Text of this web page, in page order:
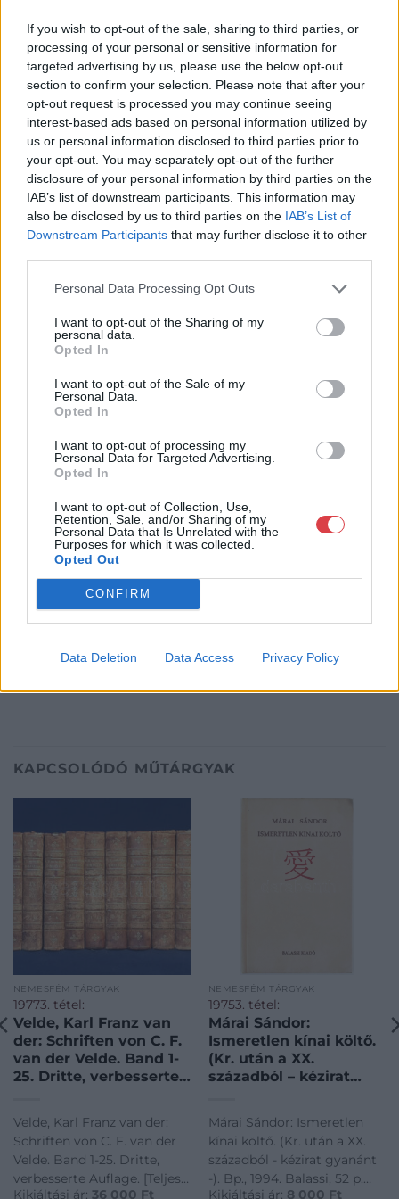
If you wish to opt-out of the sale, sharing to third parties, or
processing of your personal or sensitive information for
targeted advertising by us, please use the below opt-out
section to confirm your selection. Please note that after your
opt-out request is processed you may continue seeing
interest-based ads based on personal information utilized by
us or personal information disclosed to third parties prior to
your opt-out. You may separately opt-out of the further
disclosure of your personal information by third parties on the
IAB’s list of downstream participants. This information may
also be disclosed by us to third parties on the IAB’s List of
Downstream Participants that may further disclose it to other
Personal Data Processing Opt Outs
I want to opt-out of the Sharing of my
personal data.
Opted In
I want to opt-out of the Sale of my
Personal Data.
Opted In
I want to opt-out of processing my
Personal Data for Targeted Advertising.
Opted In
I want to opt-out of Collection, Use,
Retention, Sale, and/or Sharing of my
Personal Data that Is Unrelated with the
Purposes for which it was collected.
Opted Out
CONFIRM
Data Deletion Data Access Privacy Policy
sérült gerinccel.
Számozott (1982./2000)
Aukció adatai
Aukció neve:44. Nagyaukció
Aukció dátuma: 2025.05.10
Aukció ideje: 18:00
Aukció helye:http://www.darabanth.com
Tételszám: 19751
Eladó adatai
Eladó:Darabanth Kft
Cím: Csonka Krisztián
Budapest
Telefon: 317-4757, 266-4154, 318-
4035
Bemutatkozás: A tételek a leütési ár + 25% jutalék megfizetése
után kerülnek a vevő tulajdonába. Ha a tételt nem személyesen
veszik át, a vevő a postaköltség, biztosítási díj megfizetésére is
köteles.
GALÉRIA TOVÁBBI MŰTÁRGYAI
KAPCSOLÓDÓ MŰTÁRGYAK
NEMESFÉM TÁRGYAK
19773. tétel:
Velde, Karl Franz van
der: Schriften von C. F.
van der Velde. Band 1-
25. Dritte, verbesserte
[Drezda] Dresden,
1824-1827. In der
Arnoldischen
Buchhandlung
Velde, Karl Franz van der:
Schriften von C. F. van der
Velde. Band 1-25. Dritte,
verbesserte Auflage. [Teljes
Kikiáltási ár: 36 000 Ft
NEMESFÉM TÁRGYAK
19753. tétel:
Márai Sándor:
Ismeretlen kínai költő.
(Kr. után a XX.
századból – kézirat
kiadás! Egésztáblás
színes képekkel
illusztrált. Kiadói
bársonykötés, az elülső
Márai Sándor: Ismeretlen
kínai költő. (Kr. után a XX.
századból - kézirat gyanánt
-). Bp., 1994. Balassi, 52 p.
Kikiáltási ár: 8 000 Ft